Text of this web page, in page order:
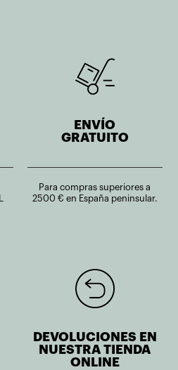
ENVÍO
GRATUITO
Para compras superiores a
2500 € en España peninsular.
DEVOLUCIONES EN
NUESTRA TIENDA
ONLINE